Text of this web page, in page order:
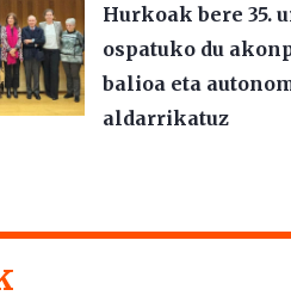
Hurkoak bere 35.
ospatuko du
balioa eta
aldarrikatuz